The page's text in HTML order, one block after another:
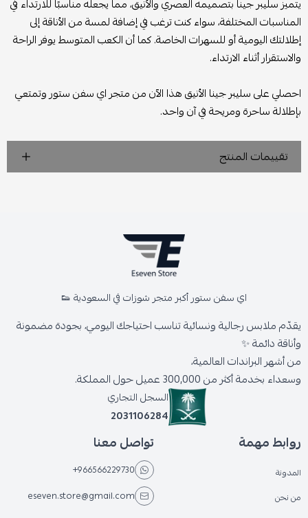
يتميز سليبر جينا بتصميمه العصري والأنيق، مما يجعله مناسبًا للارتداء في
المناسبات المختلفة، سواء كنت ترغب في إضافة لمسة من الأناقة إلى
إطلالتك اليومية أو للسهرات الخاصة. كما أن الكعب المتوسط يوفر الراحة
والاستقرار أثناء الارتداء.
احصلي على سليبر جينا الأنيق هذا الآن من متجر اي سفن ستور وتمتعي
بإطلالة ساحرة ومريحة في آن واحد.
تقييمات المنتج
اي سفن ستور أكبر متجر شوزات في السعودية 👟
يقدّم ملابس رجالية ونسائية تناسب احتياجك اليومي، بجودة مضمونة
وأناقة دائمة ✨
من أشهر البراندات العالمية،
وسعداء بخدمة أكثر من 300,000 عميل حول المملكة.
السجل التجاري
2031106284
روابط مهمة
المدونة
من نحن
تواصل معنا
+966566229730
eseven.store@gmail.com